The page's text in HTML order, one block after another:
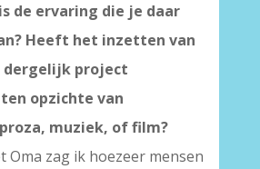
de ervaring die je daar
Heeft het inzetten van
dergelijk project
opzichte van
muziek, of film?
Oma zag ik hoezeer mensen